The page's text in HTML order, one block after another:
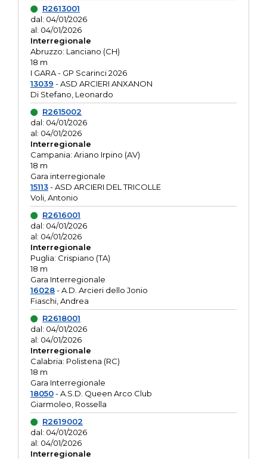
R2613001
dal: 04/01/2026
al: 04/01/2026
Interregionale
Abruzzo: Lanciano (CH)
18 m
I GARA - GP Scarinci 2026
13039 - ASD ARCIERI ANXANON
Di Stefano, Leonardo
R2615002
dal: 04/01/2026
al: 04/01/2026
Interregionale
Campania: Ariano Irpino (AV)
18 m
Gara interregionale
15113- ASD ARCIERI DEL TRICOLLE
Voli, Antonio
R2616001
dal: 04/01/2026
al: 04/01/2026
Interregionale
Puglia: Crispiano (TA)
18 m
Gara Interregionale
16028- A.D. Arcieri dello Jonio
Fiaschi, Andrea
R2618001
dal: 04/01/2026
al: 04/01/2026
Interregionale
Calabria: Polistena (RC)
18 m
Gara Interregionale
18050- A.S.D. Queen Arco Club
Giarmoleo, Rossella
R2619002
dal: 04/01/2026
al: 04/01/2026
Interregionale